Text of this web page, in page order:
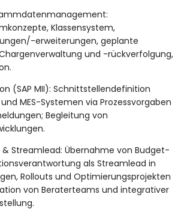
Klassensystem,
erweiterungen, geplante
und -rückverfolgung,
(SAP MII): Schnittstellendefinition
und MES-Systemen via Prozessvorgaben
Begleitung von
Streamlead: Übernahme von Budget-
als Streamlead in
Rollouts und Optimierungsprojekten
von Beraterteams und integrativer